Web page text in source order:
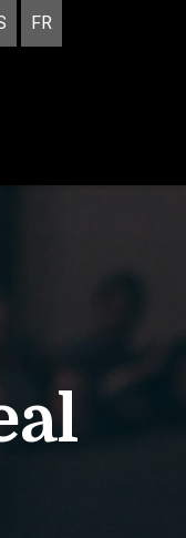
FR